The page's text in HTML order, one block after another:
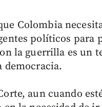
Colombia
políticos para
la guerrilla es un
democracia.
aun cuando